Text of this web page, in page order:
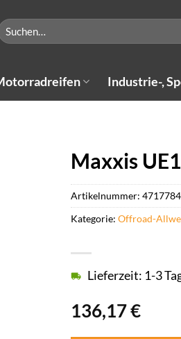
Industrie-,
Maxxis
136,17€
Lieferzeit: 1-3
Artikelnummer:
Kategorie: Offroad-